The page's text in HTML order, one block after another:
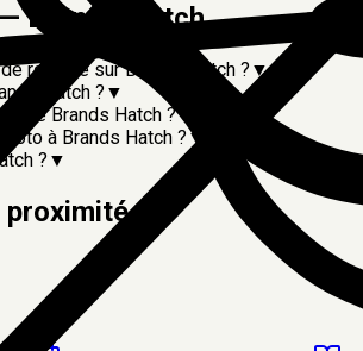
—Brands Hatch
roulage sur Brands Hatch ? ▼
Hatch ? ▼
de Brands Hatch ?▼
à Brands Hatch ?▼
? ▼